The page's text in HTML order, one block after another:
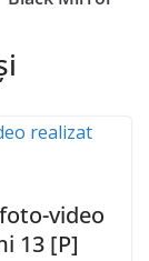
video
13 [P]